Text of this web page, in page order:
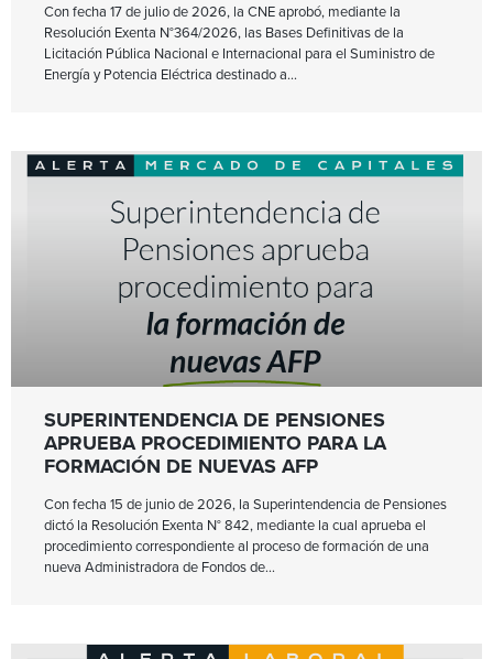
Con fecha 17 de julio de 2026, la CNE aprobó, mediante la
Resolución Exenta N°364/2026, las Bases Definitivas de la
Licitación Pública Nacional e Internacional para el Suministro de
Energía y Potencia Eléctrica destinado a
SUPERINTENDENCIA DE PENSIONES
APRUEBA PROCEDIMIENTO PARA LA
FORMACIÓN DE NUEVAS AFP
Con fecha 15 de junio de 2026, la Superintendencia de Pensiones
dictó la Resolución Exenta N° 842, mediante la cual aprueba el
procedimiento correspondiente al proceso de formación de una
nueva Administradora de Fondos de